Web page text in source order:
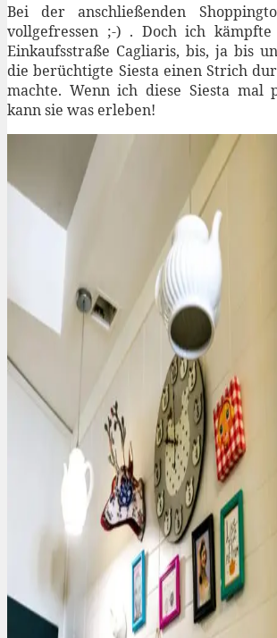
Bei der anschließenden
vollgefressen ;-) . Doch ich
Einkaufsstraße Cagliaris, bis, ja bis
die berüchtigte Siesta einen Strich
machte. Wenn ich diese Siesta mal
kann sie was erleben!